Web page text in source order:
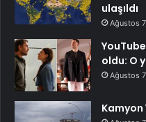
ulaşıldı
Ağustos
oldu: O
Ağustos
Kamyon